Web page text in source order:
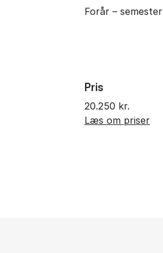
Forår – semester
Pris
20.250 kr.
Læs om priser